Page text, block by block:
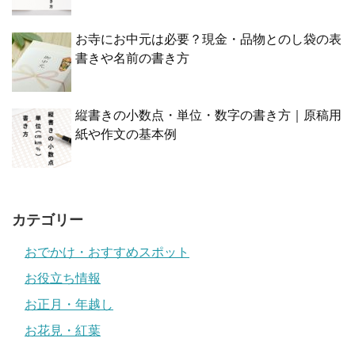
お寺にお中元は必要？現金・品物とのし袋の表
書きや名前の書き方
縦書きの小数点・単位・数字の書き方｜原稿用
紙や作文の基本例
カテゴリー
おでかけ・おすすめスポット
お役立ち情報
お正月・年越し
お花見・紅葉